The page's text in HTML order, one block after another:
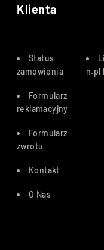
Klienta
Status
zamówienia
Formularz
reklamacyjny
Formularz
zwrotu
Kontakt
O Nas
n.pl